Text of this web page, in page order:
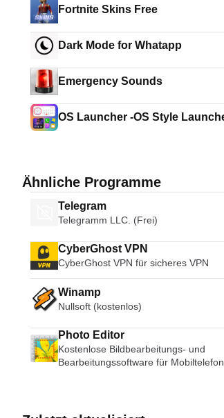
Fortnite Skins Free
Dark Mode for Whatapp
Emergency Sounds
OS Launcher -OS Style
Ähnliche Programme
Telegram
Telegramm LLC. (Frei)
CyberGhost VPN
CyberGhost VPN für sicheres VPN
Winamp
Nullsoft (kostenlos)
Photo Editor
Kostenlose Bildbearbeitungs- und
Bearbeitungssoftware für